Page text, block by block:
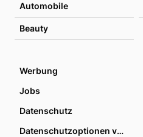
Automobile
Beauty
Werbung
Jobs
Datenschutz
Datenschutzoptionen verwalten